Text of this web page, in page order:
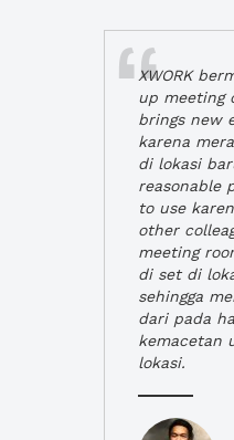
XWORK
up meeting
brings new
karena
di lokasi
reasonable
to use
other
meeting
di set di
sehingga
dari pada
kemacetan
lokasi.